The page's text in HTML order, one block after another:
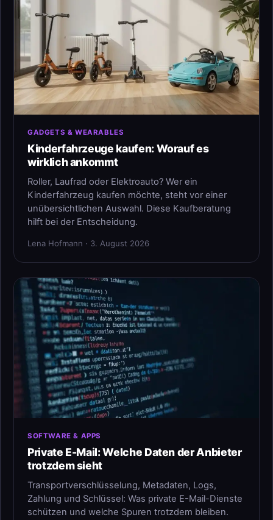
GADGETS & WEARABLES
Kinderfahrzeuge kaufen: Worauf es
wirklich ankommt
Roller, Laufrad oder Elektroauto? Wer ein
Kinderfahrzeug kaufen möchte, steht vor einer
unübersichtlichen Auswahl. Diese Kaufberatung
hilft bei der Entscheidung.
Lena Hofmann · 3. August 2026
SOFTWARE & APPS
Private E-Mail: Welche Daten der Anbieter
trotzdem sieht
Transportverschlüsselung, Metadaten, Logs,
Zahlung und Schlüssel: Was private E-Mail-Dienste
schützen und welche Spuren trotzdem bleiben.